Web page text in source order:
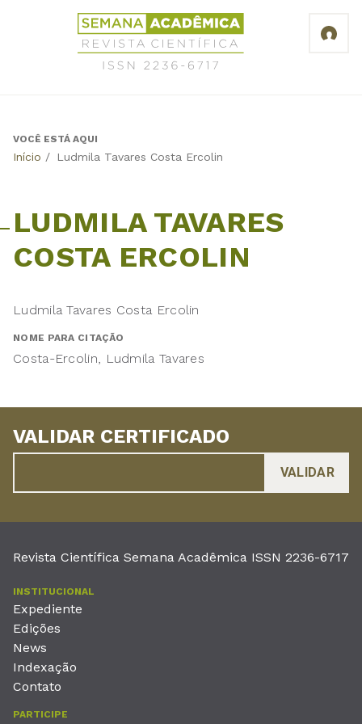
Revista
Científica
Semana
6717
Back
VOCÊ ESTÁ AQUI
Início / Ludmila Tavares Costa Ercolin
LUDMILA TAVARES
COSTA ERCOLIN
Ludmila Tavares Costa Ercolin
NOME PARA CITAÇÃO
Costa-Ercolin, Ludmila Tavares
VALIDAR CERTIFICADO
Revista Científica Semana Acadêmica ISSN 2236-6717
INSTITUCIONAL
Expediente
Edições
News
Indexação
Contato
PARTICIPE